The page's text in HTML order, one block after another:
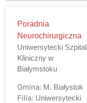
Poradnia
Neurochirurgiczna
Uniwersytecki Szpital
Kliniczny w
Białymstoku
Gmina: M. Białystok
Filia: Uniwersytecki